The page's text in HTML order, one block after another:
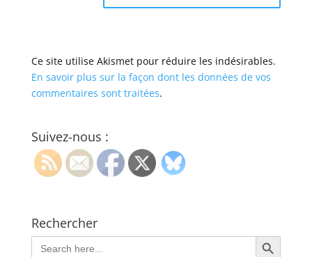
Ce site utilise Akismet pour réduire les indésirables.
En savoir plus sur la façon dont les données de vos
commentaires sont traitées.
Suivez-nous :
Rechercher
Search
for:
Search Button